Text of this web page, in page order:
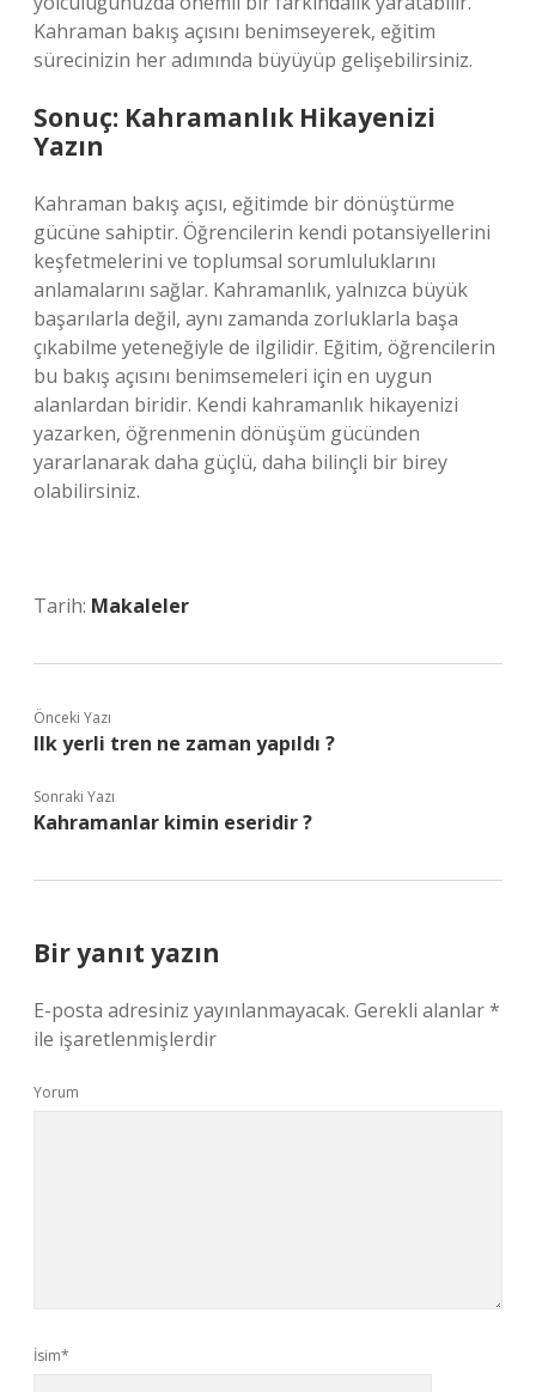
Kahraman bakış açısını benimseyerek, eğitim
sürecinizin her adımında büyüyüp gelişebilirsiniz.
Sonuç: Kahramanlık Hikayenizi
Yazın
Kahraman bakış açısı, eğitimde bir dönüştürme
gücüne sahiptir. Öğrencilerin kendi potansiyellerini
keşfetmelerini ve toplumsal sorumluluklarını
anlamalarını sağlar. Kahramanlık, yalnızca büyük
başarılarla değil, aynı zamanda zorluklarla başa
çıkabilme yeteneğiyle de ilgilidir. Eğitim, öğrencilerin
bu bakış açısını benimsemeleri için en uygun
alanlardan biridir. Kendi kahramanlık hikayenizi
yazarken, öğrenmenin dönüşüm gücünden
yararlanarak daha güçlü, daha bilinçli bir birey
olabilirsiniz.
Tarih: Makaleler
Önceki Yazı
Ilk yerli tren ne zaman yapıldı ?
Sonraki Yazı
Kahramanlar kimin eseridir ?
Bir yanıt yazın
E-posta adresiniz yayınlanmayacak. Gerekli alanlar*
ile işaretlenmişlerdir
Yorum
İsim*